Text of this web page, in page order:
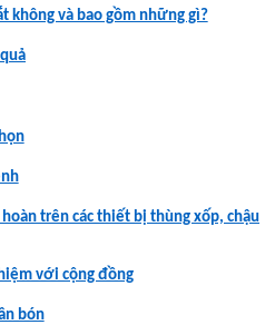
không và bao gồm những gì?
trên các thiết bị thùng xốp, chậu
với cộng đồng
bón